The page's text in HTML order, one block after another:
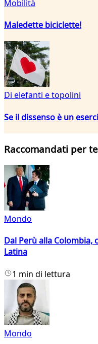
Mobilità
Maledette biciclette!
Di elefanti e topolini
Se il dissenso è un
Raccomandati per te
Mondo
Dal Perù alla Colombia,
Latina
1 min di lettura
Mondo